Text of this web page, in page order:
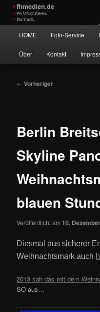
Zum
primären
Inhalt
springen
Wir fotografieren die Hauptstadt!
HOME Foto-Service
Über Kontakt
Beitragsnavigation
← Vorheriger
Berlin
Skyline
blauen
Veröffentlicht am 10.
Diesmal aus sicherer
Weihnachtsmark auch
2013 sah das mit dem
SO aus…